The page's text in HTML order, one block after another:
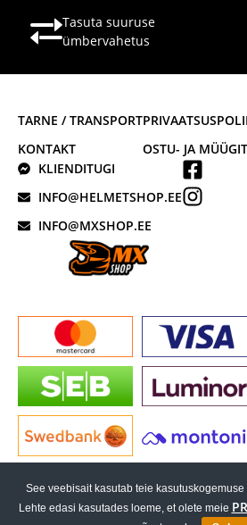
Tasuta suuruse
ümbervahetus
TARNE / TRANSPORT
KONTAKT
OSTU- JA
KLIENDITUGI
INFO@HELMETSHOP.EE
INFO@MXSHOP.EE
See veebisait kasutab teie
Lehte edasi kasutades loeme, et olete meie
EESTI